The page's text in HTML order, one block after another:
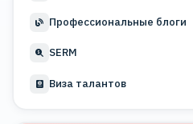
Профессиональные блоги
SERM
Виза талантов